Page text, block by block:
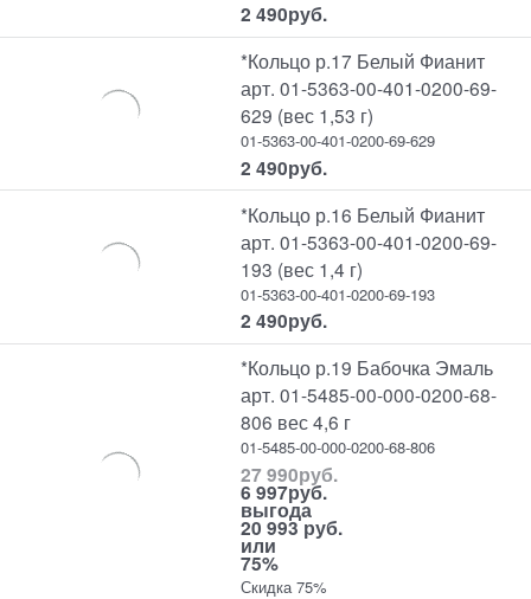
2 490руб.
*Кольцо р.17 Белый Фианит
арт. 01-5363-00-401-0200-69-
629 (вес 1,53 г)
01-5363-00-401-0200-69-629
2 490руб.
*Кольцо р.16 Белый Фианит
арт. 01-5363-00-401-0200-69-
193 (вес 1,4 г)
01-5363-00-401-0200-69-193
2 490руб.
*Кольцо р.19 Бабочка Эмаль
арт. 01-5485-00-000-0200-68-
806 вес 4,6 г
01-5485-00-000-0200-68-806
27 990руб.
6 997руб.
выгода
20 993 руб.
или
75%
Скидка 75%